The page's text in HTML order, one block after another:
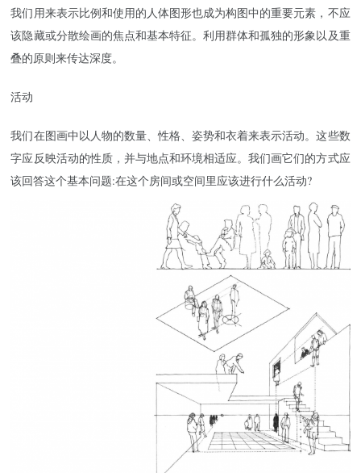
我们用来表示比例和使用的人体图形也成为构图中的重要元素，不应
该隐藏或分散绘画的焦点和基本特征。利用群体和孤独的形象以及重
叠的原则来传达深度。
活动
我们在图画中以人物的数量、性格、姿势和衣着来表示活动。这些数
字应反映活动的性质，并与地点和环境相适应。我们画它们的方式应
该回答这个基本问题:在这个房间或空间里应该进行什么活动?